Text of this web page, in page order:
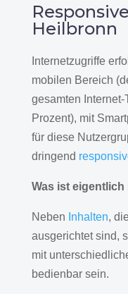
Heilbronn
Internetzugriffe
mobilen Bereich
gesamten
Prozent), mit
für diese
dringend
Was ist
Neben Inhalten,
ausgerichtet sind,
mit
bedienbar sein.